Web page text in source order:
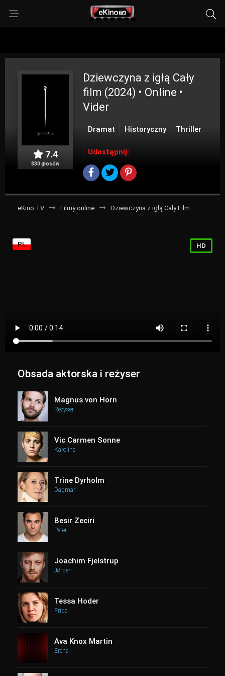
7.4
830 głosów
Dziewczyna z igłą Cały
film (2024) • Online •
Vider
Dramat Historyczny Thriller
Udostępnij:
eKino TV Filmy online Dziewczyna z igłą Cały Film
PL HD
Obsada aktorska i reżyser
Magnus von Horn
Reżyser
Vic Carmen Sonne
Karoline
Trine Dyrholm
Dagmar
Besir Zeciri
Peter
Joachim Fjelstrup
Jørgen
Tessa Hoder
Frida
Ava Knox Martin
Erena